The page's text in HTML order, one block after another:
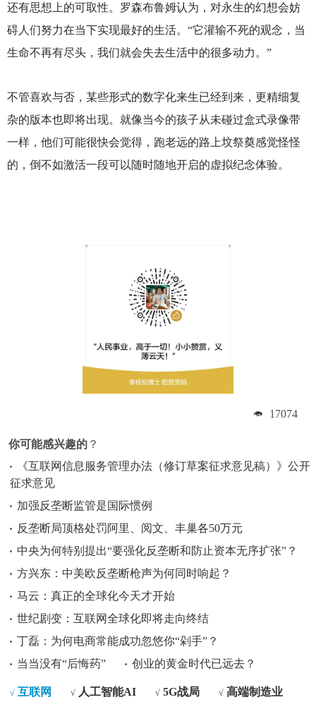
还有思想上的可取性。罗森布鲁姆认为，对永生的幻想会妨
碍人们努力在当下实现最好的生活。“它灌输不死的观念，当
生命不再有尽头，我们就会失去生活中的很多动力。”
不管喜欢与否，某些形式的数字化来生已经到来，更精细复
杂的版本也即将出现。就像当今的孩子从未碰过盒式录像带
一样，他们可能很快会觉得，跑老远的路上坟祭奠感觉怪怪
的，倒不如激活一段可以随时随地开启的虚拟纪念体验。
17074
你可能感兴趣的 ？
《互联网信息服务管理办法（修订草案征求意见稿）》公开
征求意见
加强反垄断监管是国际惯例
反垄断局顶格处罚阿里、阅文、丰巢各50万元
中央为何特别提出“要强化反垄断和防止资本无序扩张”？
方兴东：中美欧反垄断枪声为何同时响起？
马云：真正的全球化今天才开始
世纪剧变：互联网全球化即将走向终结
丁磊：为何电商常能成功忽悠你“剁手”？
当当没有“后悔药”
创业的黄金时代已远去？
√ 互联网 √ 人工智能AI √ 5G战局 √ 高端制造业